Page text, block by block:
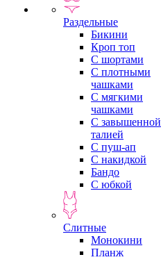
Раздельные
Бикини
Кроп топ
С шортами
С плотными
чашками
С мягкими
чашками
С завышенной
талией
С пуш-ап
С накидкой
Бандо
С юбкой
Слитные
Монокини
Планж